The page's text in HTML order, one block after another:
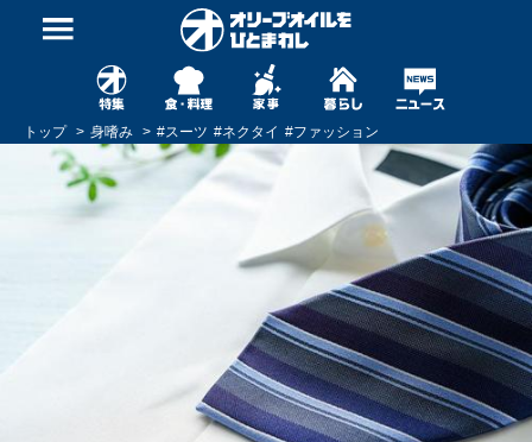
トップ 身嗜み #スーツ #ネクタイ #ファッション